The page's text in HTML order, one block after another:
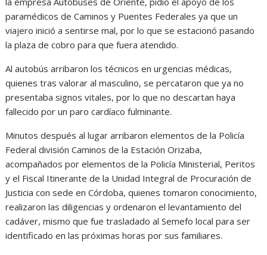
paramédicos de Caminos y Puentes Federales ya que un
viajero inició a sentirse mal, por lo que se estacionó pasando
la plaza de cobro para que fuera atendido.
Al autobús arribaron los técnicos en urgencias médicas,
quienes tras valorar al masculino, se percataron que ya no
presentaba signos vitales, por lo que no descartan haya
fallecido por un paro cardíaco fulminante.
Minutos después al lugar arribaron elementos de la Policía
Federal división Caminos de la Estación Orizaba,
acompañados por elementos de la Policía Ministerial, Peritos
y el Fiscal Itinerante de la Unidad Integral de Procuración de
Justicia con sede en Córdoba, quienes tomaron conocimiento,
realizaron las diligencias y ordenaron el levantamiento del
cadáver, mismo que fue trasladado al Semefo local para ser
identificado en las próximas horas por sus familiares.